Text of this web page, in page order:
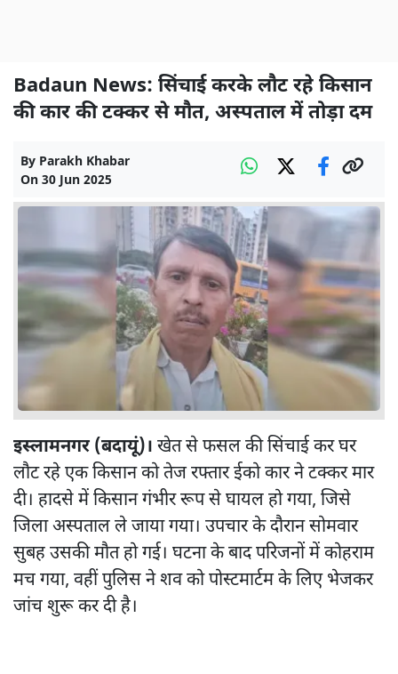
Badaun News: सिंचाई करके लौट रहे किसान
की कार की टक्कर से मौत, अस्पताल में तोड़ा दम
By Parakh Khabar
On 30 Jun 2025
इस्लामनगर (बदायूं)। खेत से फसल की सिंचाई कर घर
लौट रहे एक किसान को तेज रफ्तार ईको कार ने टक्कर मार
दी। हादसे में किसान गंभीर रूप से घायल हो गया, जिसे
जिला अस्पताल ले जाया गया। उपचार के दौरान सोमवार
सुबह उसकी मौत हो गई। घटना के बाद परिजनों में कोहराम
मच गया, वहीं पुलिस ने शव को पोस्टमार्टम के लिए भेजकर
जांच शुरू कर दी है।